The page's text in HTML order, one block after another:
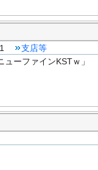
支店等
ーファインKSTｗ」